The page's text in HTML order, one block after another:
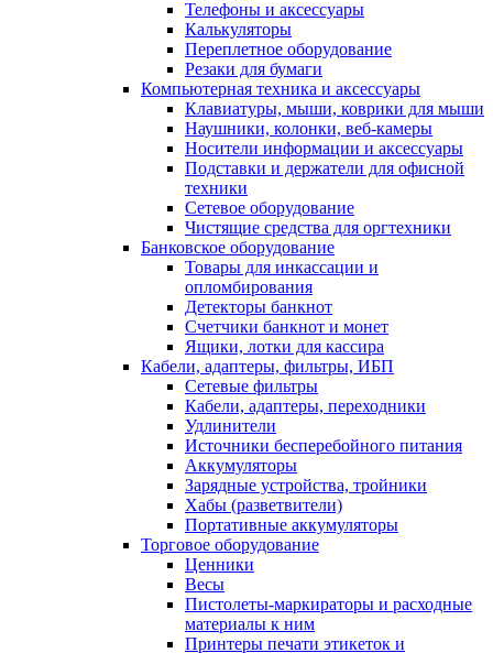
Телефоны и аксессуары
Калькуляторы
Переплетное оборудование
Резаки для бумаги
Компьютерная техника и аксессуары
Клавиатуры, мыши, коврики для мыши
Наушники, колонки, веб-камеры
Носители информации и аксессуары
Подставки и держатели для офисной
техники
Сетевое оборудование
Чистящие средства для оргтехники
Банковское оборудование
Товары для инкассации и
опломбирования
Детекторы банкнот
Счетчики банкнот и монет
Ящики, лотки для кассира
Кабели, адаптеры, фильтры, ИБП
Сетевые фильтры
Кабели, адаптеры, переходники
Удлинители
Источники бесперебойного питания
Аккумуляторы
Зарядные устройства, тройники
Хабы (разветвители)
Портативные аккумуляторы
Торговое оборудование
Ценники
Весы
Пистолеты-маркираторы и расходные
материалы к ним
Принтеры печати этикеток и